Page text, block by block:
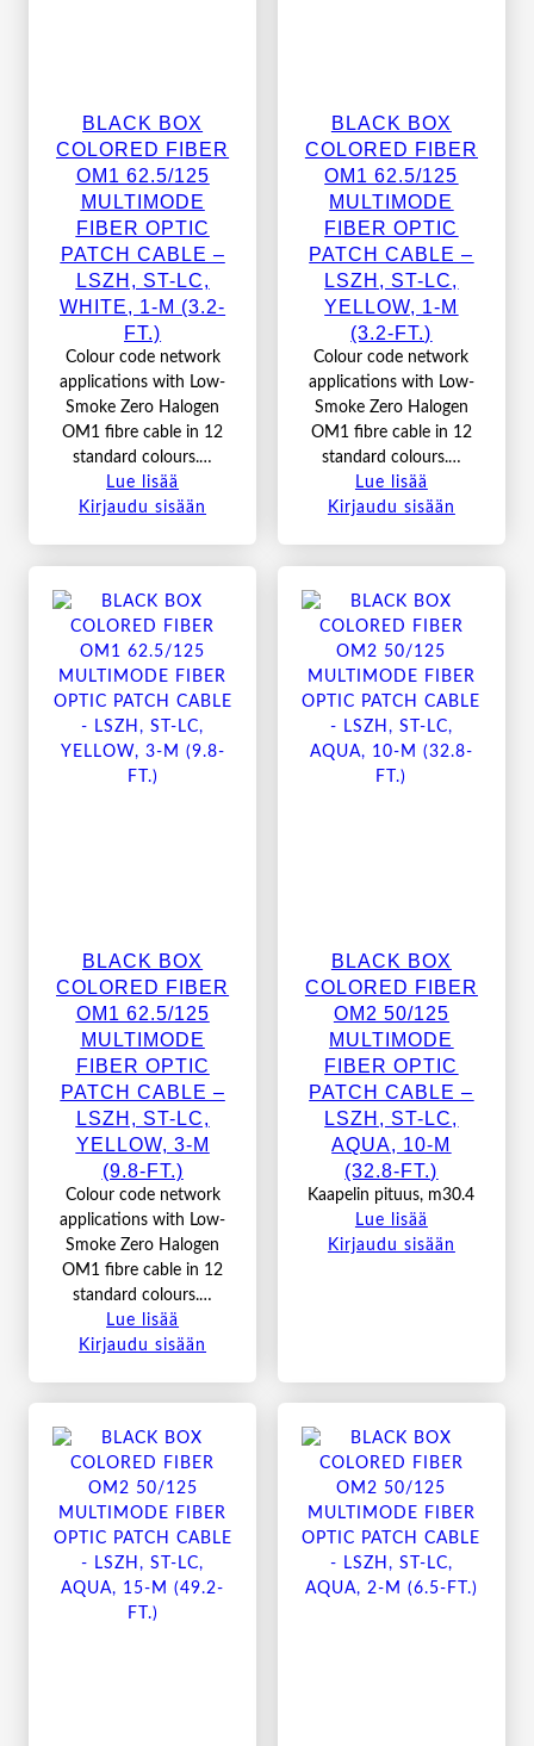
BLACK BOX
COLORED FIBER
OM1 62.5/125
MULTIMODE
FIBER OPTIC
PATCH CABLE –
LSZH, ST-LC,
WHITE, 1-M (3.2-
FT.)
Colour code network
applications with Low-
Smoke Zero Halogen
OM1 fibre cable in 12
standard colours.…
Lue lisää
Kirjaudu sisään
BLACK BOX
COLORED FIBER
OM1 62.5/125
MULTIMODE
FIBER OPTIC
PATCH CABLE –
LSZH, ST-LC,
YELLOW, 1-M
(3.2-FT.)
Colour code network
applications with Low-
Smoke Zero Halogen
OM1 fibre cable in 12
standard colours.…
Lue lisää
Kirjaudu sisään
BLACK BOX
COLORED FIBER
OM1 62.5/125
MULTIMODE
FIBER OPTIC
PATCH CABLE –
LSZH, ST-LC,
YELLOW, 3-M
(9.8-FT.)
Colour code network
applications with Low-
Smoke Zero Halogen
OM1 fibre cable in 12
standard colours.…
Lue lisää
Kirjaudu sisään
BLACK BOX
COLORED FIBER
OM2 50/125
MULTIMODE
FIBER OPTIC
PATCH CABLE –
LSZH, ST-LC,
AQUA, 10-M
(32.8-FT.)
Kaapelin pituus, m30.4
Lue lisää
Kirjaudu sisään